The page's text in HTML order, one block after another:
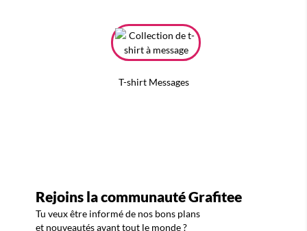
T-shirt Messages
Rejoins la communauté Grafitee
Tu veux être informé de nos bons plans
et nouveautés avant tout le monde ?